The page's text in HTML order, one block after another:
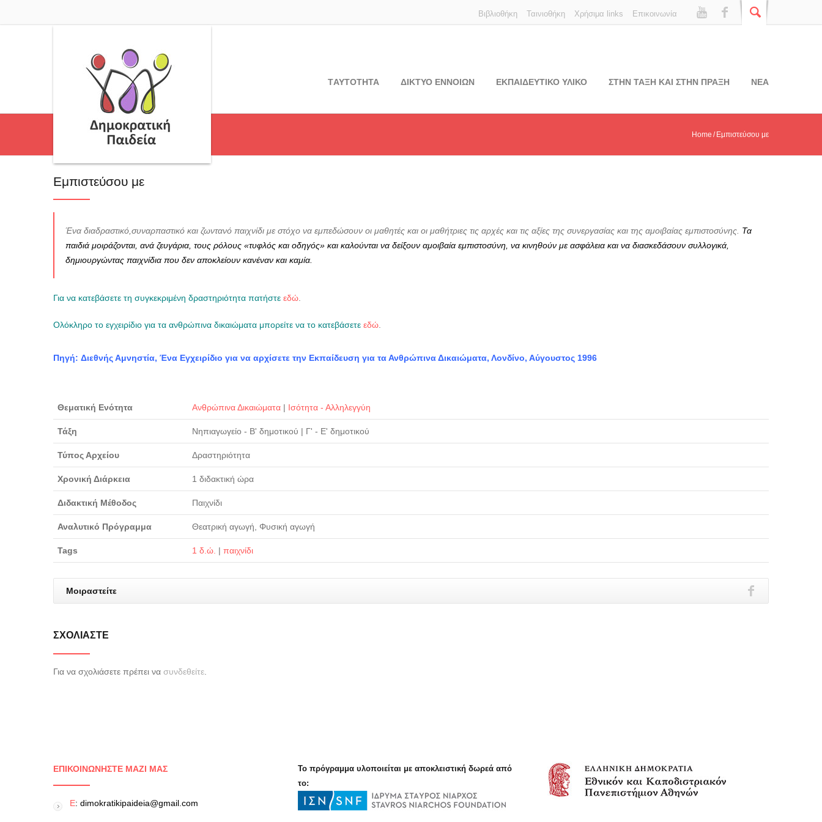
Επικοινωνία
Χρήσιμα links
Ταινιοθήκη
Βιβλιοθήκη
TΑΥΤΟΤΗΤΑ ΔΙΚΤΥΟ ΕΝΝΟΙΩΝ ΕΚΠΑΙΔΕΥΤΙΚΟ ΥΛΙΚΟ ΣΤΗΝ ΤΑΞΗ ΚΑΙ ΣΤΗΝ ΠΡΑΞΗ ΝΕΑ
Home Εμπιστεύσου με
Εμπιστεύσου με
Ένα διαδραστικό,συναρπαστικό και ζωντανό παιχνίδι με στόχο να εμπεδώσουν οι μαθητές και οι μαθήτριες τις αρχές και τις αξίες της συνεργασίας και της αμοιβαίας εμπιστοσύνης. Τα
παιδιά μοιράζονται, ανά ζευγάρια, τους ρόλους «τυφλός και οδηγός» και καλούνται να δείξουν αμοιβαία εμπιστοσύνη, να κινηθούν με ασφάλεια και να διασκεδάσουν συλλογικά,
δημιουργώντας παιχνίδια που δεν αποκλείουν κανέναν και καμία.
Για να κατεβάσετε τη συγκεκριμένη δραστηριότητα πατήστε εδώ
Ολόκληρο το εγχειρίδιο για τα ανθρώπινα δικαιώματα μπορείτε να το κατεβάσετε εδώ
Πηγή: Διεθνής Αμνηστία, Ένα Εγχειρίδιο για να αρχίσετε την Εκπαίδευση για τα Ανθρώπινα Δικαιώματα, Λονδίνο, Αύγουστος 1996
Θεματική Ενότητα Ανθρώπινα Δικαιώματα | Ισότητα - Αλληλεγγύη
Τάξη Νηπιαγωγείο - Β' δημοτικού | Γ' - Ε' δημοτικού
Τύπος Αρχείου Δραστηριότητα
Χρονική Διάρκεια 1 διδακτική ώρα
Διδακτική Μέθοδος Παιχνίδι
Αναλυτικό Πρόγραμμα Θεατρική αγωγή, Φυσική αγωγή
Tags 1 δ.ώ. | παιχνίδι
Μοιραστείτε
ΣΧΟΛΙΆΣΤΕ
Για να σχολιάσετε πρέπει να συνδεθείτε
ΕΠΙΚΟΙΝΩΝΉΣΤΕ ΜΑΖΊ ΜΑΣ
E: dimokratikipaideia@gmail.com
Το πρόγραμμα υλοποιείται με αποκλειστική δωρεά από
το: